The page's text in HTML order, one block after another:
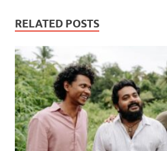
RELATED POSTS